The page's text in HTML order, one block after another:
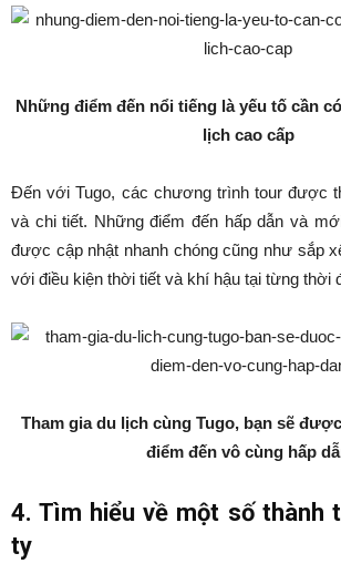
Những điểm đến nổi tiếng là yếu tố cần
lịch cao cấp
Đến với Tugo, các chương trình tour được
và chi tiết. Những điểm đến hấp dẫn và
được cập nhật nhanh chóng cũng như sắp
với điều kiện thời tiết và khí hậu tại từng thời
Tham gia du lịch cùng Tugo, bạn sẽ
điểm đến vô cùng hấp
4. Tìm hiểu về một số thành
ty